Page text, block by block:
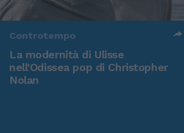
Controtempo
La modernità di Ulisse
nell'Odissea pop di Christopher
Nolan